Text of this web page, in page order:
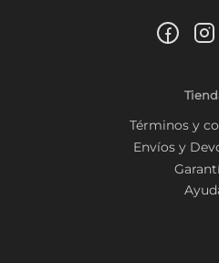
Términos y
Envíos y